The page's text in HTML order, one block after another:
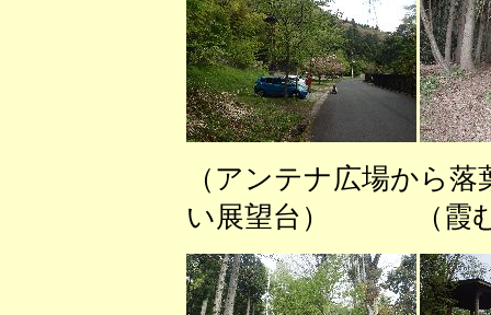
（アンテナ広場から
い展望台） （霞む